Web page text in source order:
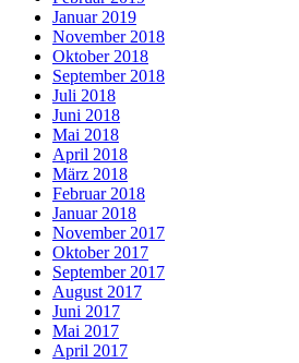
Januar 2019
November 2018
Oktober 2018
September 2018
Juli 2018
Juni 2018
Mai 2018
April 2018
März 2018
Februar 2018
Januar 2018
November 2017
Oktober 2017
September 2017
August 2017
Juni 2017
Mai 2017
April 2017